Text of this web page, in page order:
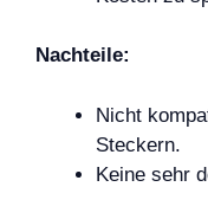
Nachteile:
Nicht
Steckern.
Keine sehr